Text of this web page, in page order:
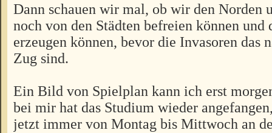
Dann schauen wir mal, ob wir den Norden
noch von den Städten befreien können und
erzeugen können, bevor die Invasoren das
Zug sind.
Ein Bild von Spielplan kann ich erst
bei mir hat das Studium wieder
jetzt immer von Montag bis Mittwoch an